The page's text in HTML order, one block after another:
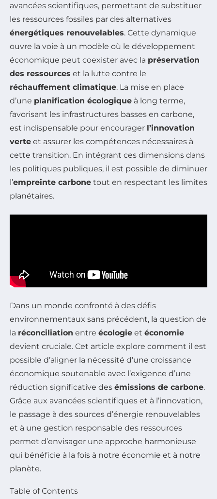
avancées scientifiques, permettant de substituer
les ressources fossiles par des alternatives
énergétiques renouvelables. Cette dynamique
ouvre la voie à un modèle où le développement
économique peut coexister avec la préservation
des ressources et la lutte contre le
réchauffement climatique. La mise en place
d’une planification écologique à long terme,
favorisant les infrastructures basses en carbone,
est indispensable pour encourager l’innovation
verte et assurer les compétences nécessaires à
cette transition. En intégrant ces dimensions dans
les politiques publiques, il est possible de diminuer
l’empreinte carbone tout en respectant les limites
planétaires.
Dans un monde confronté à des défis
environnementaux sans précédent, la question de
la réconciliation entre écologie et économie
devient cruciale. Cet article explore comment il est
possible d’aligner la nécessité d’une croissance
économique soutenable avec l’exigence d’une
réduction significative des émissions de carbone.
Grâce aux avancées scientifiques et à l’innovation,
le passage à des sources d’énergie renouvelables
et à une gestion responsable des ressources
permet d’envisager une approche harmonieuse
qui bénéficie à la fois à notre économie et à notre
planète.
Table of Contents